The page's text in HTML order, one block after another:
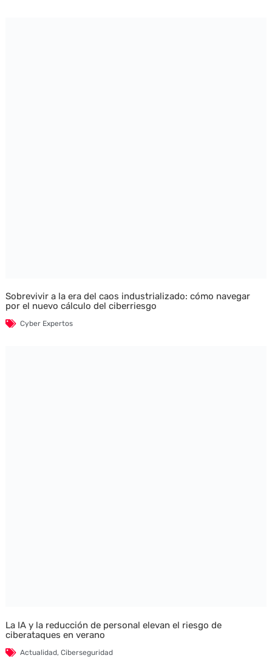
Sobrevivir a la era del caos industrializado: cómo navegar
por el nuevo cálculo del ciberriesgo
Cyber Expertos
La IA y la reducción de personal elevan el riesgo de
ciberataques en verano
Actualidad, Ciberseguridad